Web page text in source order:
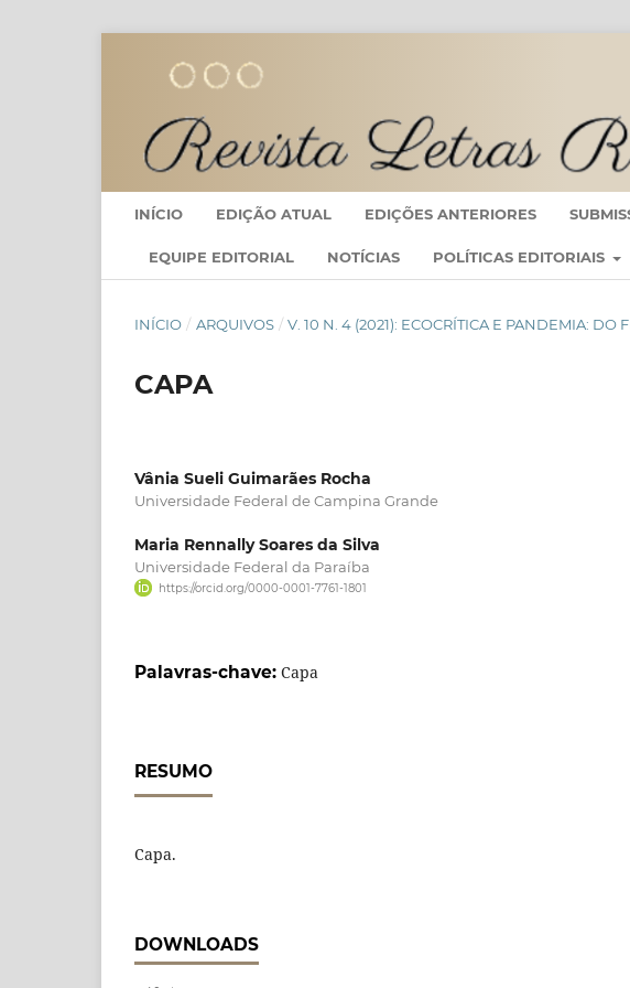
INÍCIO EDIÇÃO ATUAL EDIÇÕES ANTERIORES
EQUIPE EDITORIAL NOTÍCIAS POLÍTICAS EDITORIAIS
INÍCIO / ARQUIVOS / V. 10 N. 4 (2021): ECOCRÍTICA E PANDEMIA: DO
CAPA
Vânia Sueli Guimarães Rocha
Universidade Federal de Campina Grande
Maria Rennally Soares da Silva
Universidade Federal da Paraíba
https://orcid.org/0000-0001-7761-1801
Palavras-chave: Capa
RESUMO
Capa.
DOWNLOADS